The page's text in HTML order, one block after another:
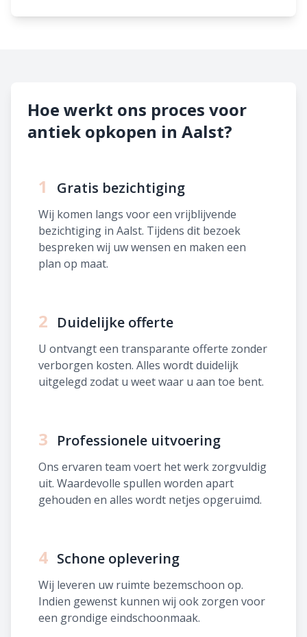
Hoe werkt ons proces voor
antiek opkopen in Aalst?
1 Gratis bezichtiging
Wij komen langs voor een vrijblijvende
bezichtiging in Aalst. Tijdens dit bezoek
bespreken wij uw wensen en maken een
plan op maat.
2 Duidelijke offerte
U ontvangt een transparante offerte zonder
verborgen kosten. Alles wordt duidelijk
uitgelegd zodat u weet waar u aan toe bent.
3 Professionele uitvoering
Ons ervaren team voert het werk zorgvuldig
uit. Waardevolle spullen worden apart
gehouden en alles wordt netjes opgeruimd.
4 Schone oplevering
Wij leveren uw ruimte bezemschoon op.
Indien gewenst kunnen wij ook zorgen voor
een grondige eindschoonmaak.